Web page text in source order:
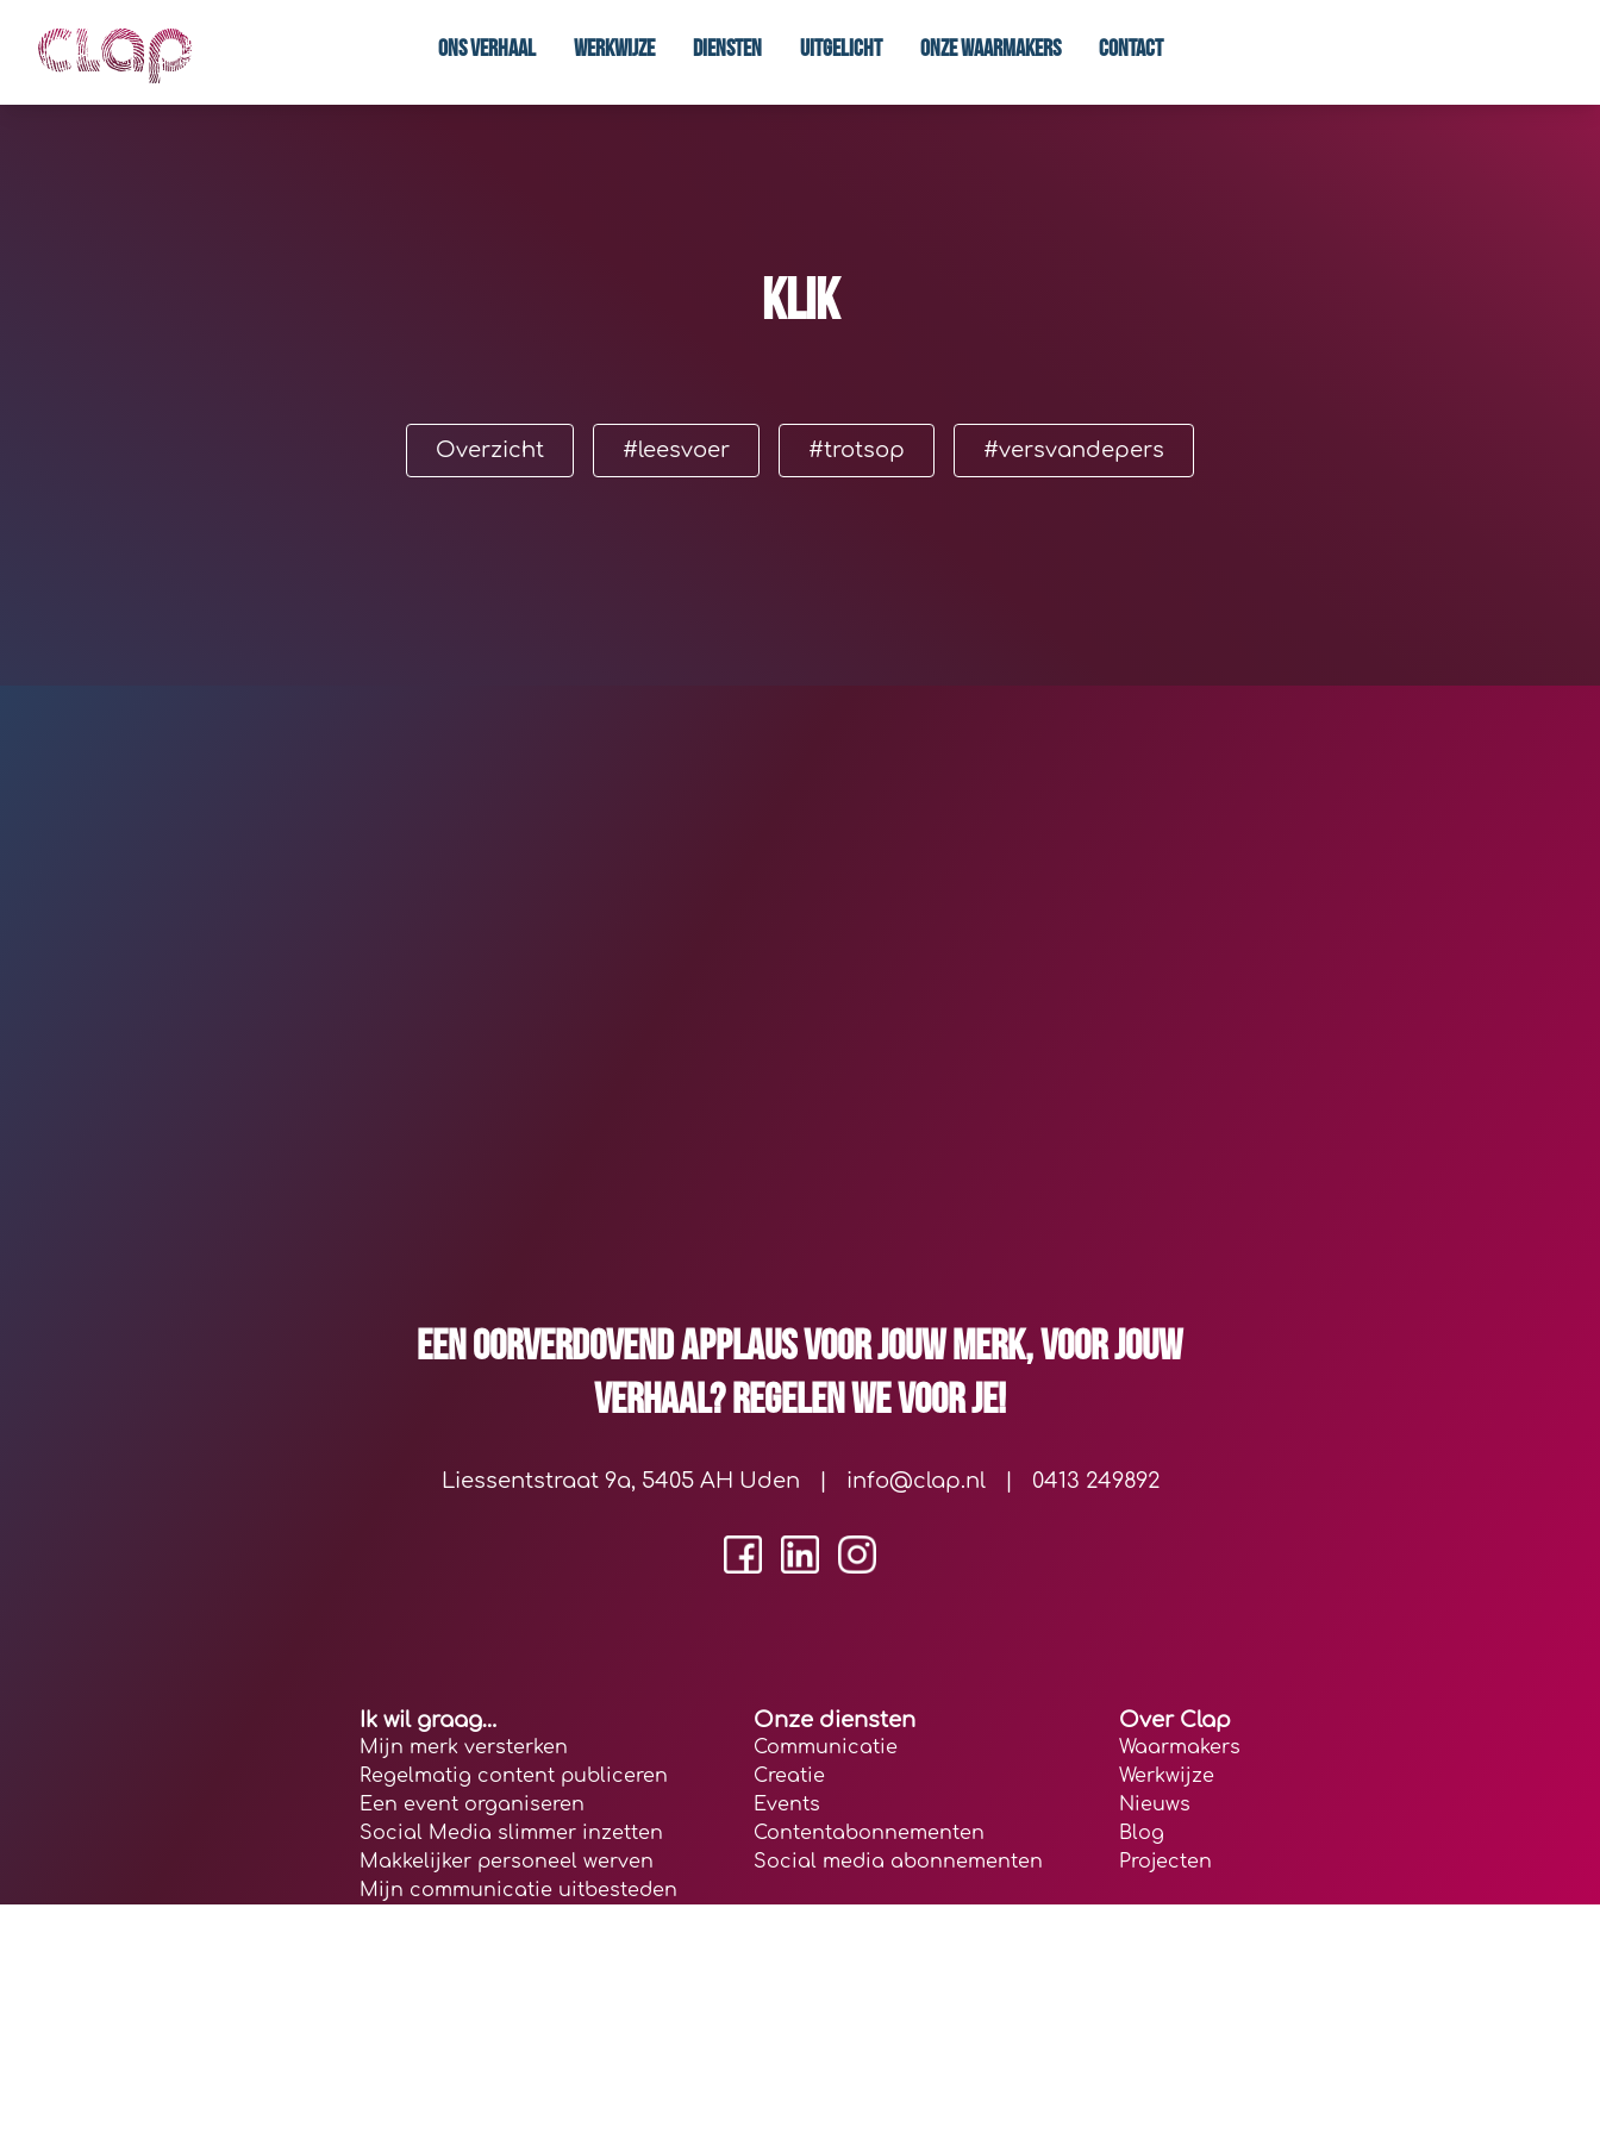
Ons verhaal Werkwijze Diensten Uitgelicht Onze waarmakers Contact
klik
Overzicht #leesvoer #trotsop #versvandepers
Een oorverdovend applaus voor jouw merk, voor jouw
verhaal? Regelen we voor je!
Liessentstraat 9a, 5405 AH Uden info@clap.nl 0413 249892
Ik wil graag…
Mijn merk versterken
Regelmatig content publiceren
Een event organiseren
Social Media slimmer inzetten
Makkelijker personeel werven
Mijn communicatie uitbesteden
Onze diensten
Communicatie
Creatie
Events
Contentabonnementen
Social media abonnementen
Over Clap
Waarmakers
Werkwijze
Nieuws
Blog
Projecten